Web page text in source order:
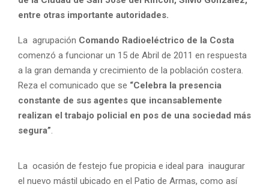
entre otras importante autoridades.
La agrupación Comando Radioeléctrico de la Costa
comenzó a funcionar un 15 de Abril de 2011 en respuesta
a la gran demanda y crecimiento de la población costera.
Reza el comunicado que se “Celebra la presencia
constante de sus agentes que incansablemente
realizan el trabajo policial en pos de una sociedad más
segura”
La ocasión de festejo fue propicia e ideal para inaugurar
el nuevo mástil ubicado en el Patio de Armas, como así